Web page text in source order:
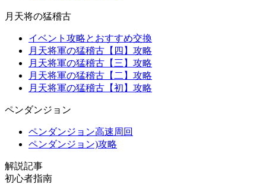
月天将の猛稽古
イベント攻略とおすすめ交換
月天将軍の猛稽古【四】攻略
月天将軍の猛稽古【三】攻略
月天将軍の猛稽古【二】攻略
月天将軍の猛稽古【初】攻略
ペンダンジョン
ペンダンジョン高速周回
ペンダンジョン)攻略
解説記事
初心者指南